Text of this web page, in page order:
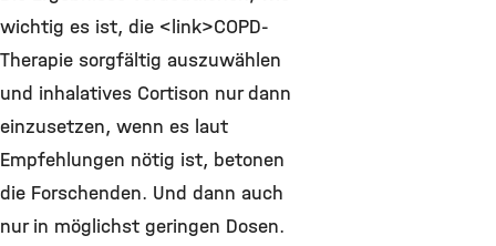
wichtig es ist, die <link>COPD-
Therapie sorgfältig auszuwählen
und inhalatives Cortison nur dann
einzusetzen, wenn es laut
Empfehlungen nötig ist, betonen
die Forschenden. Und dann auch
nur in möglichst geringen Dosen.